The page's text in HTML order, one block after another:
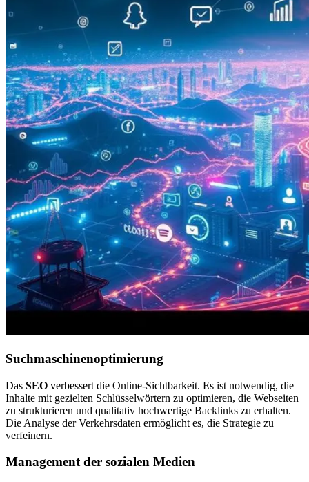
Suchmaschinenoptimierung
Das SEO verbessert die Online-Sichtbarkeit. Es ist notwendig, die
Inhalte mit gezielten Schlüsselwörtern zu optimieren, die Webseiten
zu strukturieren und qualitativ hochwertige Backlinks zu erhalten.
Die Analyse der Verkehrsdaten ermöglicht es, die Strategie zu
verfeinern.
Management der sozialen Medien